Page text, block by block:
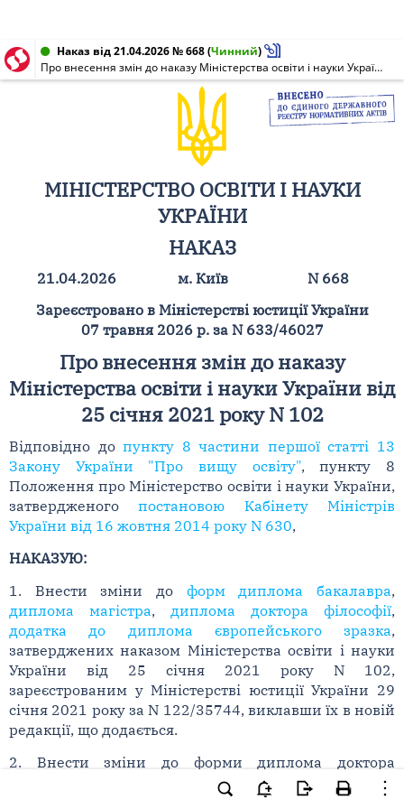
Наказ від 21.04.2026 № 668(Чинний)
Про внесення змін до наказу Міністерства освіти і науки України від 25 січня 2021 року N 102